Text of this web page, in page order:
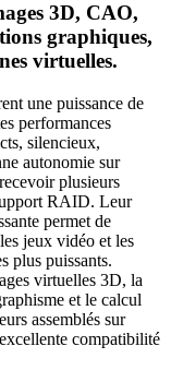
3D, CAO,
graphiques,
virtuelles.
une puissance de
performances
silencieux,
autonomie sur
plusieurs
RAID. Leur
permet de
jeux vidéo et les
plus puissants.
virtuelles 3D, la
et le calcul
assemblés sur
compatibilité